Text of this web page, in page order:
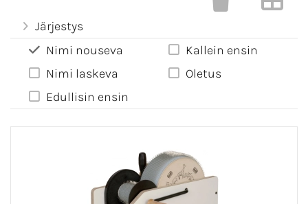
Järjestys
Nimi nouseva
Nimi laskeva
Edullisin ensin
Kallein ensin
Oletus